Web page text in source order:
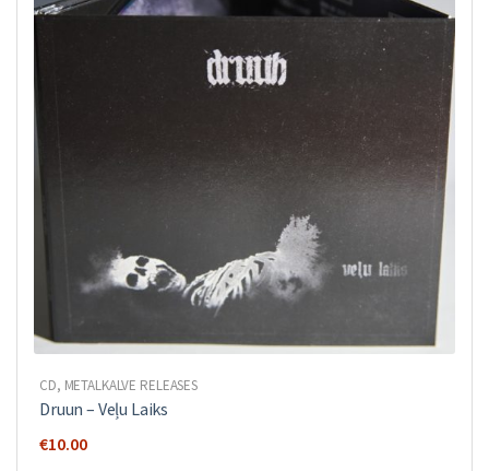
CD, METALKALVE RELEASES
Druun – Veļu Laiks
€10.00